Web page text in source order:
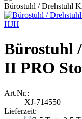
Bürostuhl / Drehstuhl
HJH
Bürostuhl
II PRO
Art.Nr.:
XJ-714550
Lieferzeit: